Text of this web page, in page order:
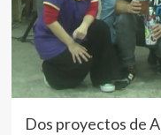
Dos proyectos de